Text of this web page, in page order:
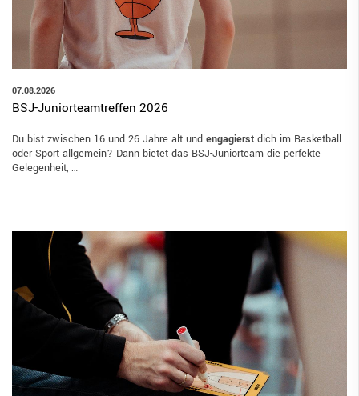
07.08.2026
BSJ-Juniorteamtreffen 2026
Du bist zwischen 16 und 26 Jahre alt und engagierst dich im Basketball
oder Sport allgemein? Dann bietet das BSJ-Juniorteam die perfekte
Gelegenheit, …